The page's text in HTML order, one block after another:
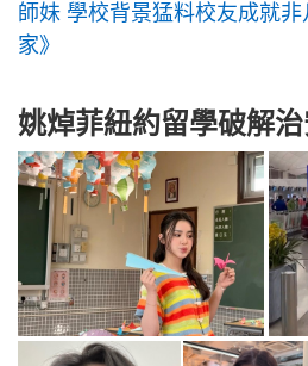
師妹 學校背景猛料校友成就
家》
姚焯菲紐約留學破解治